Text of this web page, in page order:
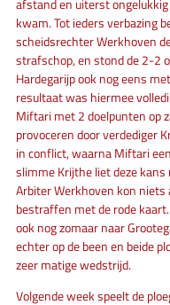
kwam. Tot ieders verbazing
scheidsrechter Werkhoven
strafschop, en stond de 2-2
Hardegarijp ook nog eens
resultaat was hiermee
Miftari met 2 doelpunten op
provoceren door verdediger
in conflict, waarna Miftari
slimme Krijthe liet deze
Arbiter Werkhoven kon niets
bestraffen met de rode
ook nog zomaar naar
echter op de been en beide
zeer matige wedstrijd.
Volgende week speelt de